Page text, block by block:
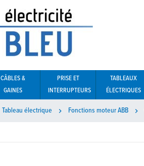
CÂBLES &
GAINES
PRISE ET
INTERRUPTEURS
TABLEAUX
ÉLECTRIQUES
Tableau électrique  Fonctions moteur ABB 